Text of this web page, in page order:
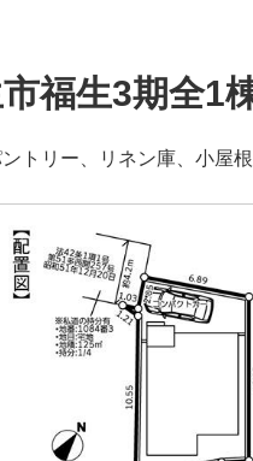
福生3期全1
トリー、リネン庫、小屋